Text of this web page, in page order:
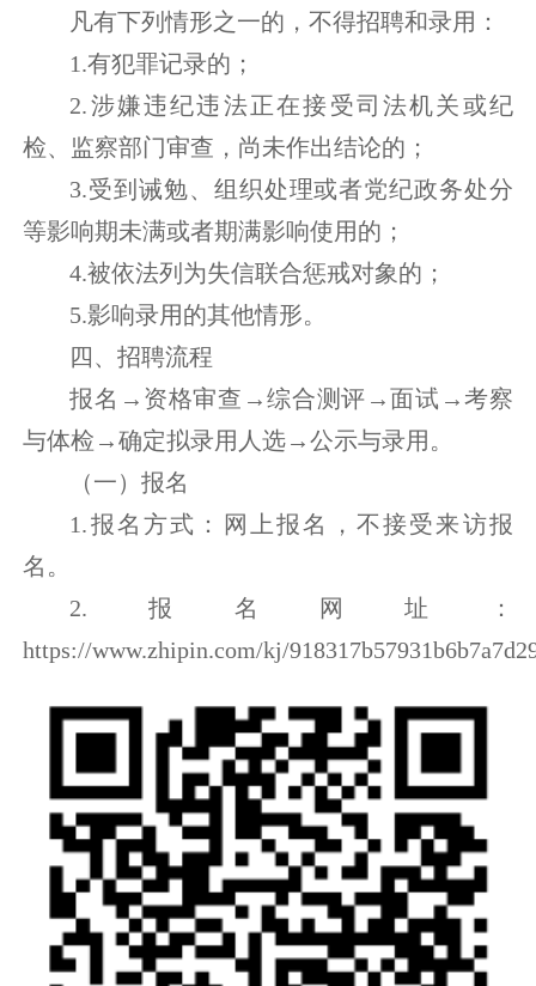
凡有下列情形之一的，不得招聘和录用：
1.有犯罪记录的；
2.涉嫌违纪违法正在接受司法机关或纪
检、监察部门审查，尚未作出结论的；
3.受到诫勉、组织处理或者党纪政务处分
等影响期未满或者期满影响使用的；
4.被依法列为失信联合惩戒对象的；
5.影响录用的其他情形。
四、招聘流程
报名→资格审查→综合测评→面试→考察
与体检→确定拟录用人选→公示与录用。
（一）报名
1.报名方式：网上报名，不接受来访报
名。
2.报名网址：
https://www.zhipin.com/kj/